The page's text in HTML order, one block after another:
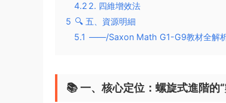
4.2 ​2. 四維增效法​
5 🔍 ​五、資源明細
5.1 ——/Saxon Math G1-G9教材全解析
📚 ​一、核心定位：螺旋式進階的